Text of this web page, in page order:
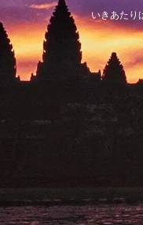
いきあたり